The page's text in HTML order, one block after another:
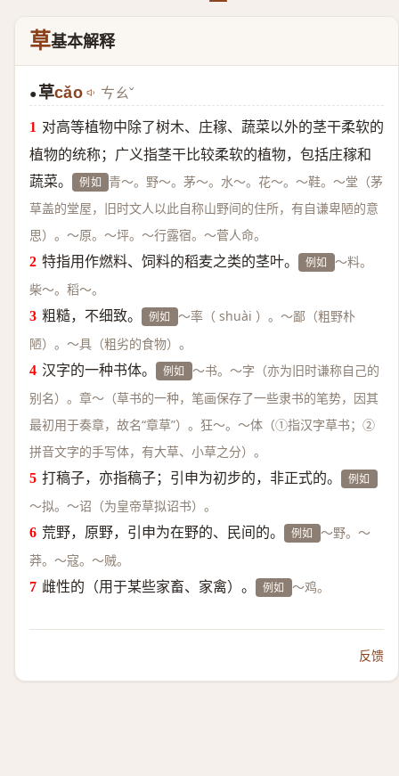
草基本解释
● 草cǎo ㄘㄠˇ
对高等植物中除了树木、庄稼、蔬菜以外的茎干柔软的
植物的统称；广义指茎干比较柔软的植物，包括庄稼和
蔬菜。
例如 青～。野～。茅～。水～。花～。～鞋。～堂（茅
草盖的堂屋，旧时文人以此自称山野间的住所，有自谦卑陋的意
思）。～原。～坪。～行露宿。～菅人命。
特指用作燃料、饲料的稻麦之类的茎叶。 例如 ～料。
柴～。稻～。
粗糙，不细致。 例如 ～率（ shuài ）。～鄙（粗野朴
陋）。～具（粗劣的食物）。
汉字的一种书体。 例如 ～书。～字（亦为旧时谦称自己的
别名）。章～（草书的一种，笔画保存了一些隶书的笔势，因其
最初用于奏章，故名“章草”）。狂～。～体（①指汉字草书；②
拼音文字的手写体，有大草、小草之分）。
打稿子，亦指稿子；引申为初步的，非正式的。 例如
～拟。～诏（为皇帝草拟诏书）。
荒野，原野，引申为在野的、民间的。 例如 ～野。～
莽。～寇。～贼。
雌性的（用于某些家畜、家禽）。 例如 ～鸡。
反馈